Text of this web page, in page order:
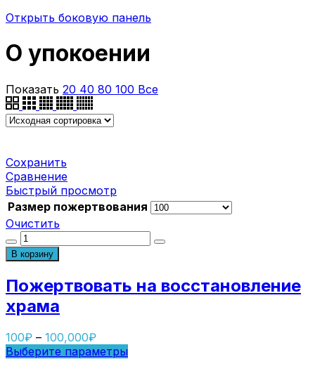
Открыть боковую панель
О упокоении
Показать 20 40 80 100 Все
Сохранить
Сравнение
Быстрый просмотр
Размер пожертвования
Очистить
Количество
товара
Пожертвовать
восстановление
храма
В корзину
Пожертвовать на восстановление
храма
100₽ – 100,000₽
Выберите параметры